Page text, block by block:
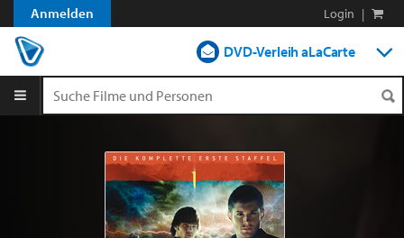
Anmelden Login |
DVD-Verleih aLaCarte
Shop
Blog